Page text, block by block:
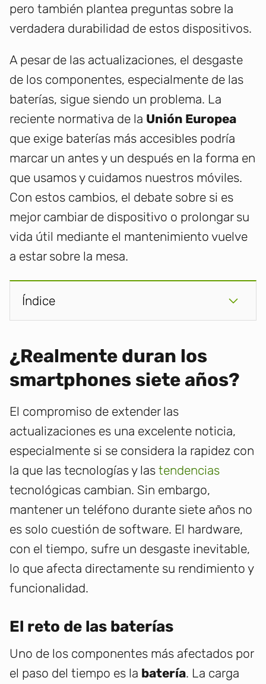
pero también plantea preguntas sobre la
verdadera durabilidad de estos dispositivos.
A pesar de las actualizaciones, el desgaste
de los componentes, especialmente de las
baterías, sigue siendo un problema. La
reciente normativa de la Unión Europea
que exige baterías más accesibles podría
marcar un antes y un después en la forma en
que usamos y cuidamos nuestros móviles.
Con estos cambios, el debate sobre si es
mejor cambiar de dispositivo o prolongar su
vida útil mediante el mantenimiento vuelve
a estar sobre la mesa.
Índice
¿Realmente duran los
smartphones siete años?
El compromiso de extender las
actualizaciones es una excelente noticia,
especialmente si se considera la rapidez con
la que las tecnologías y las tendencias
tecnológicas cambian. Sin embargo,
mantener un teléfono durante siete años no
es solo cuestión de software. El hardware,
con el tiempo, sufre un desgaste inevitable,
lo que afecta directamente su rendimiento y
funcionalidad.
El reto de las baterías
Uno de los componentes más afectados por
el paso del tiempo es la batería. La carga